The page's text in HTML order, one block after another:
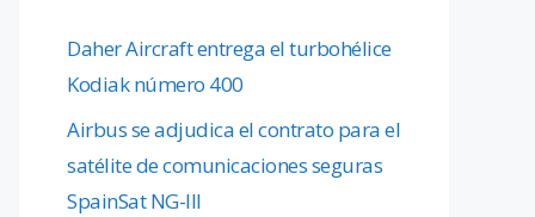
Daher Aircraft entrega el turbohélice
Kodiak número 400
Airbus se adjudica el contrato para el
satélite de comunicaciones seguras
SpainSat NG-III